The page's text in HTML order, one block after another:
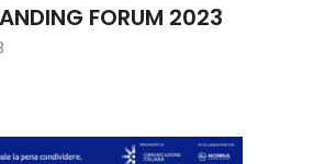
FORUM 2023